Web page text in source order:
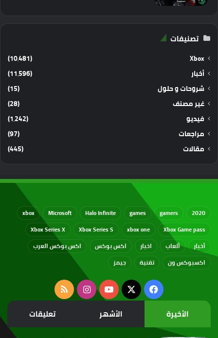
تصنيفات
Xbox
(10٬481)
أخبار
(11٬596)
شروحات و حلول
(15)
غير مصنف
(28)
فيديو
(1٬242)
مراجعات
(97)
مقالات
(445)
2020
gamers
games
Halo Infinite
Microsoft
xbox
Xbox Game pass
xbox one
Xbox Series S
Xbox Series X
أخبار
ألعاب اخبار اكس بوكس
اكس بوكس العرب
اكسبوكس ون
تقنية جيمز
فيسبوك
‫X
‫YouTubeانستقرامملخص
الموقع
RSS
الأخيرة الأشهر تعليقات